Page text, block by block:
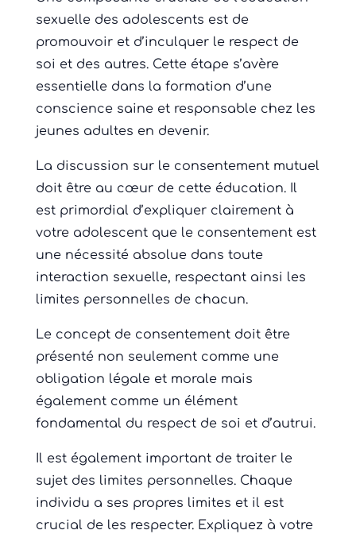
sexuelle des adolescents est de
promouvoir et d’inculquer le respect de
soi et des autres. Cette étape s’avère
essentielle dans la formation d’une
conscience saine et responsable chez les
jeunes adultes en devenir.
La discussion sur le consentement mutuel
doit être au cœur de cette éducation. Il
est primordial d’expliquer clairement à
votre adolescent que le consentement est
une nécessité absolue dans toute
interaction sexuelle, respectant ainsi les
limites personnelles de chacun.
Le concept de consentement doit être
présenté non seulement comme une
obligation légale et morale mais
également comme un élément
fondamental du respect de soi et d’autrui.
Il est également important de traiter le
sujet des limites personnelles. Chaque
individu a ses propres limites et il est
crucial de les respecter. Expliquez à votre